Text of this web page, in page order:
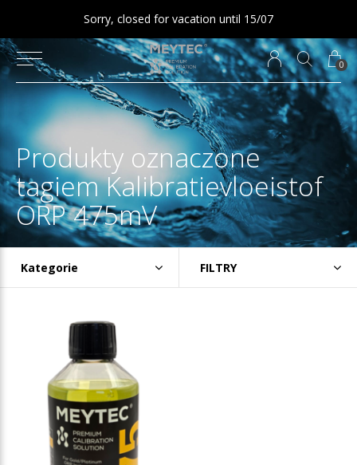
0
Sorry, closed for vacation until 15/07
Produkty oznaczone
tagiem Kalibratievloeistof
ORP 475mV
Kategorie FILTRY